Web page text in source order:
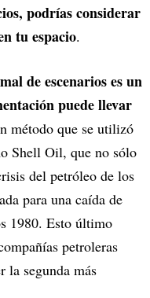
podrías considerar
tu espacio.
de escenarios es un
puede llevar
método que se utilizó
Shell Oil, que no sólo
del petróleo de los
para una caída de
1980. Esto último
petroleras
la segunda más